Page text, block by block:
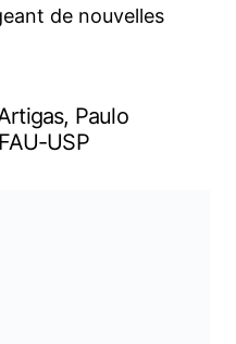
de nouvelles
Paulo
USP